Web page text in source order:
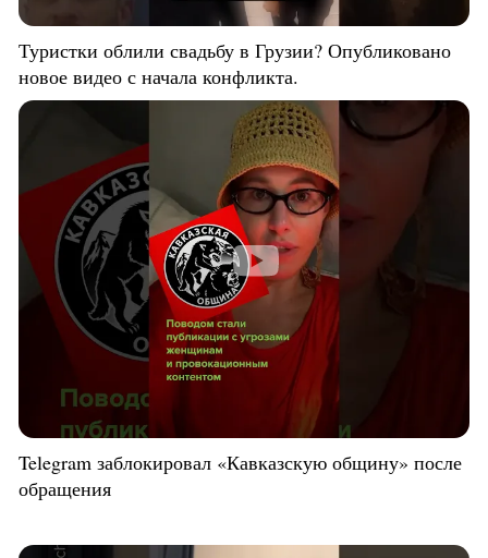
Туристки облили свадьбу в Грузии? Опубликовано
новое видео с начала конфликта.
Telegram заблокировал «Кавказскую общину» после
обращения